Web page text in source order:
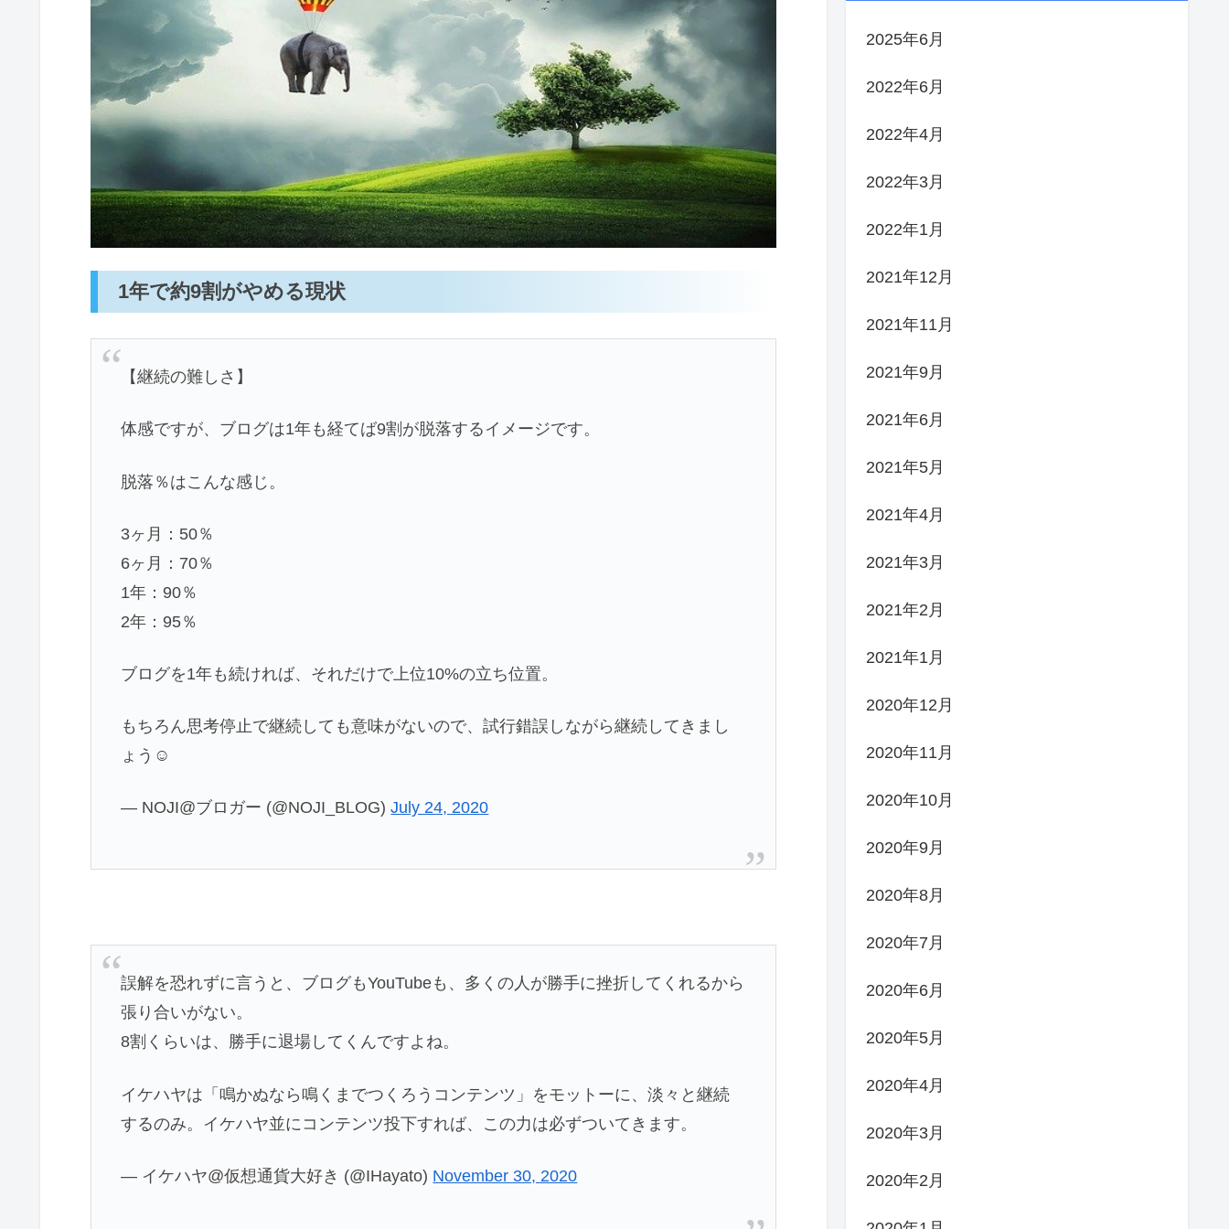
1年で約9割がやめる現状
【継続の難しさ】
体感ですが、ブログは1年も経てば9割が脱落するイメージです。
脱落％はこんな感じ。
3ヶ月：50％
6ヶ月：70％
1年：90％
2年：95％
ブログを1年も続ければ、それだけで上位10%の立ち位置。
もちろん思考停止で継続しても意味がないので、試行錯誤しながら継続してきまし
ょう☺️
— NOJI@ブロガー (@NOJI_BLOG)July 24, 2020
誤解を恐れずに言うと、ブログもYouTubeも、多くの人が勝手に挫折してくれるから
張り合いがない。
8割くらいは、勝手に退場してくんですよね。
イケハヤは「鳴かぬなら鳴くまでつくろうコンテンツ」をモットーに、淡々と継続
するのみ。イケハヤ並にコンテンツ投下すれば、この力は必ずついてきます。
— イケハヤ@仮想通貨大好き (@IHayato) November 30, 2020
2025年6月
2022年6月
2022年4月
2022年3月
2022年1月
2021年12月
2021年11月
2021年9月
2021年6月
2021年5月
2021年4月
2021年3月
2021年2月
2021年1月
2020年12月
2020年11月
2020年10月
2020年9月
2020年8月
2020年7月
2020年6月
2020年5月
2020年4月
2020年3月
2020年2月